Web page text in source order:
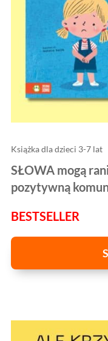
Książka dla dzieci 3-7 lat
SŁOWA mogą
pozytywną
BESTSELLER